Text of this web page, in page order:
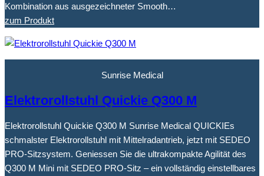
Kombination aus ausgezeichneter Smooth…
zum Produkt
Sunrise Medical
Elektrorollstuhl Quickie Q300 M
Elektrorollstuhl Quickie Q300 M Sunrise Medical QUICKIEs
schmalster Elektrorollstuhl mit Mittelradantrieb, jetzt mit SEDEO
PRO-Sitzsystem. Geniessen Sie die ultrakompakte Agilität des
Q300 M Mini mit SEDEO PRO-Sitz – ein vollständig einstellbares